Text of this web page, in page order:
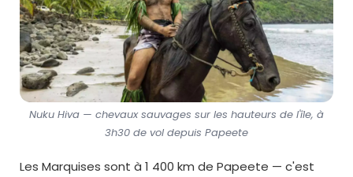
Nuku Hiva — chevaux sauvages sur les hauteurs de l'île, à
3h30 de vol depuis Papeete
Les Marquises sont à 1 400 km de Papeete — c'est